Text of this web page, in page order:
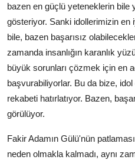
bazen en güçlü yeteneklerin bile
gösteriyor. Sanki idollerimizin en
bile, bazen başarısız
zamanda insanlığın karanlık
büyük sorunları çözmek için en
başvurabiliyorlar. Bu da bize,
rekabeti hatırlatıyor. Bazen,
görülüyor.
Fakir Adamın Gülü'nün
neden olmakla kalmadı, aynı